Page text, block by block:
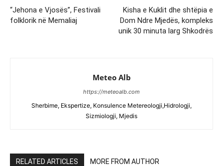
“Jehona e Vjosës”, Festivali
folklorik në Memaliaj
Kisha e Kuklit dhe shtëpia e
Dom Ndre Mjedës, kompleks
unik 30 minuta larg Shkodrës
Meteo Alb
https://meteoalb.com
Sherbime, Ekspertize, Konsulence Metereologji,Hidrologji,
Sizmiologji, Mjedis
RELATED ARTICLES MORE FROM AUTHOR